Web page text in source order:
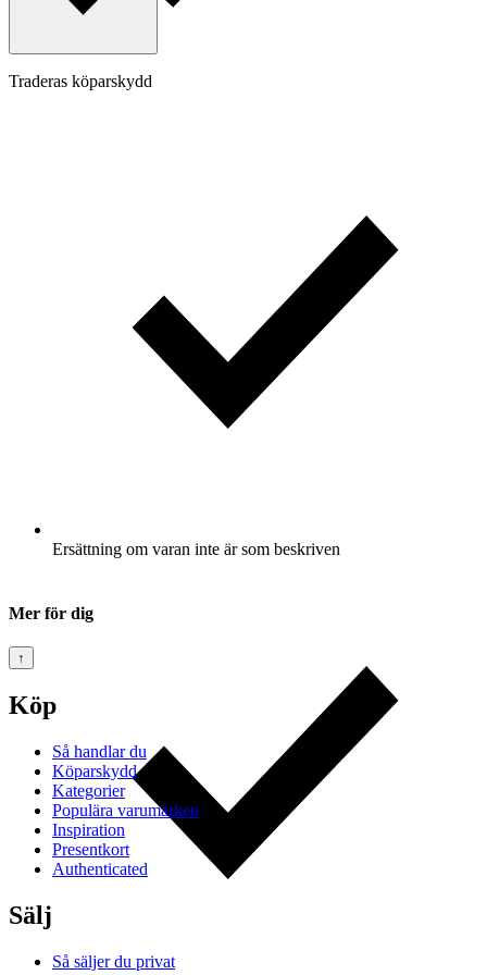
Traderas köparskydd
Ersättning om varan inte är som beskriven
Mer för dig
↑
Köp
Så handlar du
Köparskydd
Kategorier
Populära varumärken
Inspiration
Presentkort
Authenticated
Sälj
Så säljer du privat